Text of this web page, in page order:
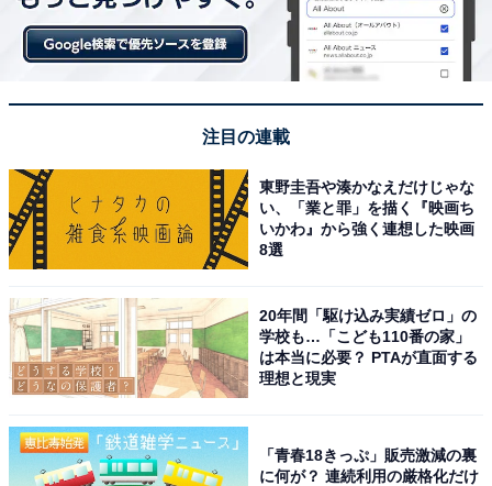
注目の連載
東野圭吾や湊かなえだけじゃな
い、「業と罪」を描く『映画ち
いかわ』から強く連想した映画
8選
20年間「駆け込み実績ゼロ」の
学校も…「こども110番の家」
は本当に必要？ PTAが直面する
理想と現実
「青春18きっぷ」販売激減の裏
に何が？ 連続利用の厳格化だけ